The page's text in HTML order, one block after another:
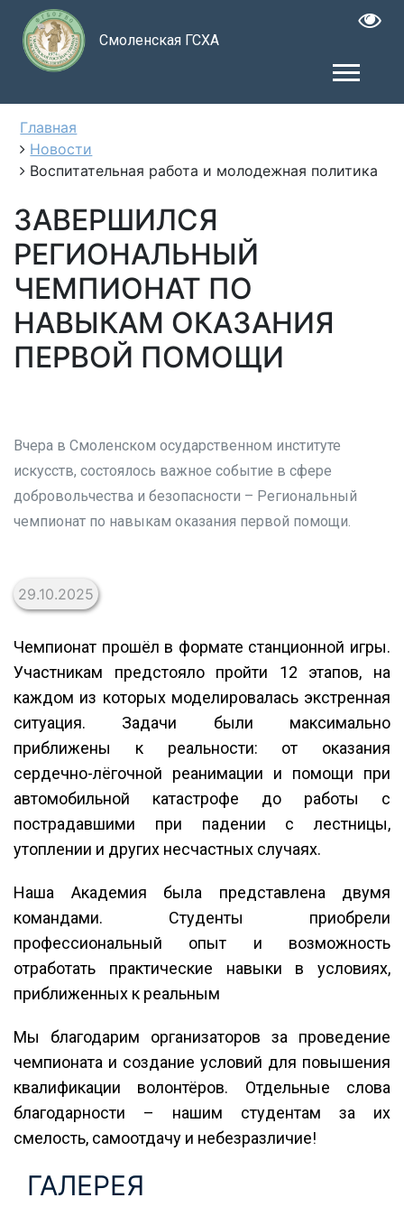
Смоленская ГСХА
Главная
Новости
Воспитательная работа и молодежная политика
ЗАВЕРШИЛСЯ
РЕГИОНАЛЬНЫЙ
ЧЕМПИОНАТ ПО
НАВЫКАМ ОКАЗАНИЯ
ПЕРВОЙ ПОМОЩИ
Вчера в Смоленском осударственном институте
искусств, состоялось важное событие в сфере
добровольчества и безопасности – Региональный
чемпионат по навыкам оказания первой помощи.
29.10.2025
Чемпионат прошёл в формате станционной игры.
Участникам предстояло пройти 12 этапов, на
каждом из которых моделировалась экстренная
ситуация. Задачи были максимально
приближены к реальности: от оказания
сердечно-лёгочной реанимации и помощи при
автомобильной катастрофе до работы с
пострадавшими при падении с лестницы,
утоплении и других несчастных случаях.
Наша Академия была представлена двумя
командами. Студенты приобрели
профессиональный опыт и возможность
отработать практические навыки в условиях,
приближенных к реальным
Мы благодарим организаторов за проведение
чемпионата и создание условий для повышения
квалификации волонтёров. Отдельные слова
благодарности – нашим студентам за их
смелость, самоотдачу и небезразличие!
ГАЛЕРЕЯ